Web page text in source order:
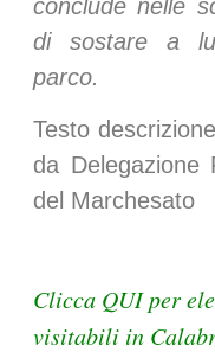
conclude nelle
di sostare a
parco.
Testo
da
del Marchesato
Clicca QUI per
visitabili in